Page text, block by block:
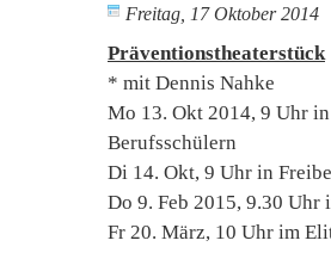
Freitag, 17 Oktober 2014
Präventionstheaterstück
* mit Dennis Nahke
Mo 13. Okt 2014, 9 Uhr
Berufsschülern
Di 14. Okt, 9 Uhr in
Do 9. Feb 2015, 9.30
Fr 20. März, 10 Uhr im